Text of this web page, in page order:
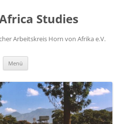
Studies
Arbeitskreis Horn von Afrika e.V.
Menü